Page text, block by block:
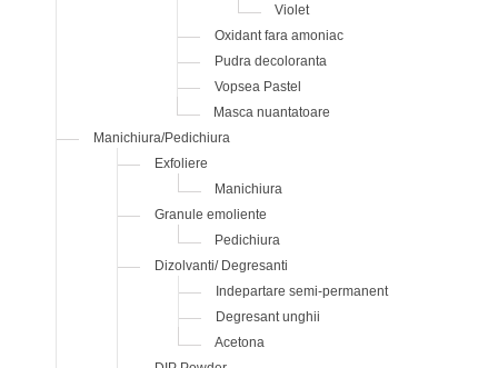
Violet
Oxidant fara amoniac
Pudra decoloranta
Vopsea Pastel
Masca nuantatoare
Manichiura/Pedichiura
Exfoliere
Manichiura
Granule emoliente
Pedichiura
Dizolvanti/ Degresanti
Indepartare semi-permanent
Degresant unghii
Acetona